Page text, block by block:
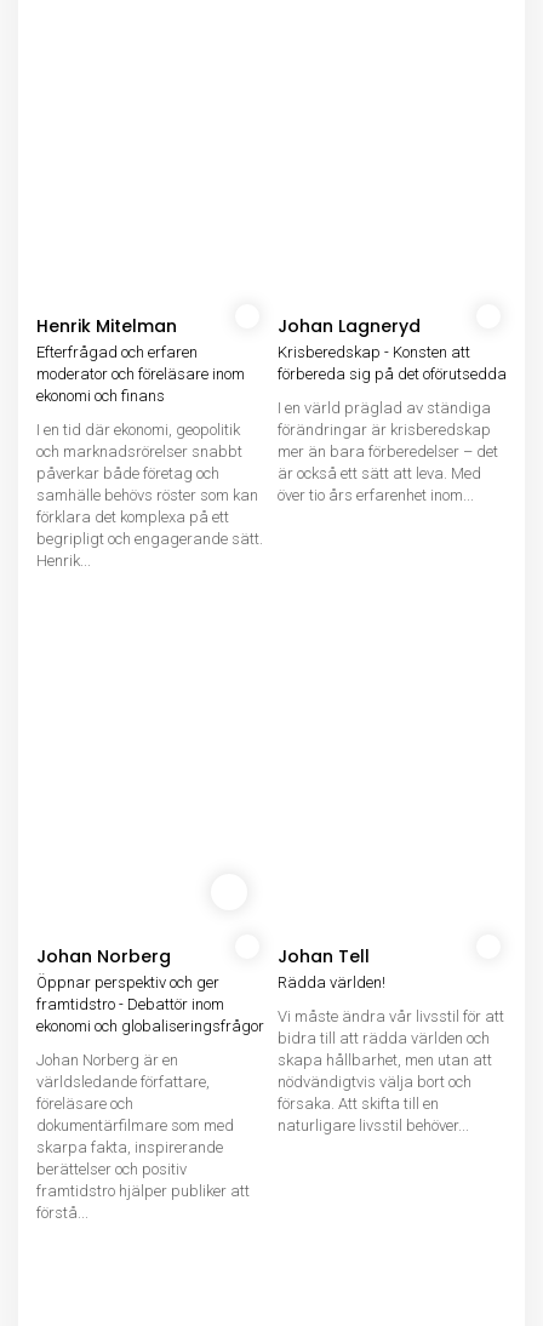
Henrik Mitelman
Efterfrågad och erfaren
moderator och föreläsare inom
ekonomi och finans
I en tid där ekonomi, geopolitik
och marknadsrörelser snabbt
påverkar både företag och
samhälle behövs röster som kan
förklara det komplexa på ett
begripligt och engagerande sätt.
Henrik...
Johan Lagneryd
Krisberedskap - Konsten att
förbereda sig på det oförutsedda
I en värld präglad av ständiga
förändringar är krisberedskap
mer än bara förberedelser – det
är också ett sätt att leva. Med
över tio års erfarenhet inom...
Johan Norberg
Öppnar perspektiv och ger
framtidstro - Debattör inom
ekonomi och globaliseringsfrågor
Johan Norberg är en
världsledande författare,
föreläsare och
dokumentärfilmare som med
skarpa fakta, inspirerande
berättelser och positiv
framtidstro hjälper publiker att
förstå...
Johan Tell
Rädda världen!
Vi måste ändra vår livsstil för att
bidra till att rädda världen och
skapa hållbarhet, men utan att
nödvändigtvis välja bort och
försaka. Att skifta till en
naturligare livsstil behöver...